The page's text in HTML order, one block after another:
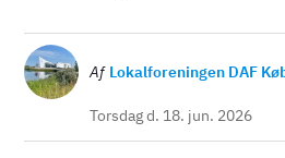
Billede
Af Lokalforeningen DAF
Torsdag d. 18. jun. 2026